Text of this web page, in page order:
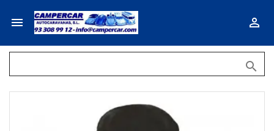
 
